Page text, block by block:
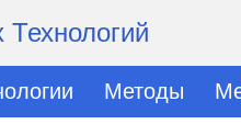
Методы